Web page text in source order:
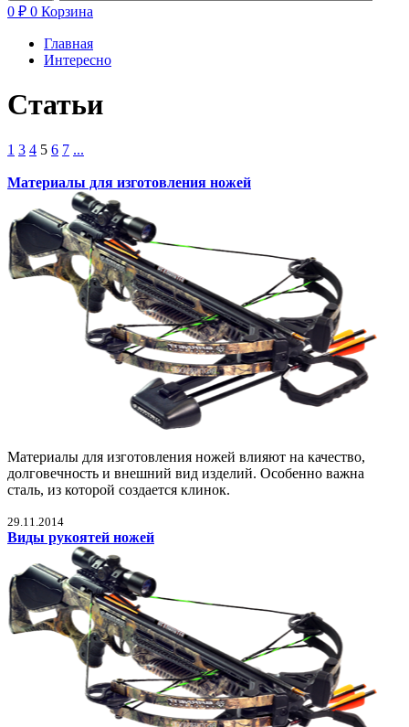
0 ₽ 0 Корзина
Главная
Интересно
Статьи
1 3 4 5 6 7 ...
Материалы для изготовления ножей
Материалы для изготовления ножей влияют на качество,
долговечность и внешний вид изделий. Особенно важна
сталь, из которой создается клинок.
29.11.2014
Виды рукоятей ножей